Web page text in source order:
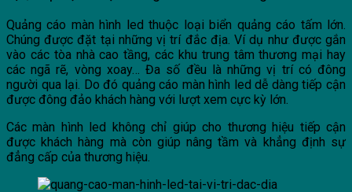
Quảng cáo màn hình led thuộc loại biển quảng cáo tấm lớn.
Chúng được đặt tại những vị trí đắc địa. Ví dụ như được gắn
vào các tòa nhà cao tầng, các khu trung tâm thương mại hay
các ngã rẽ, vòng xoay… Đa số đều là những vị trí có đông
người qua lại. Do đó quảng cáo màn hình led dễ dàng tiếp cận
được đông đảo khách hàng với lượt xem cực kỳ lớn.
Các màn hình led không chỉ giúp cho thương hiệu tiếp cận
được khách hàng mà còn giúp nâng tầm và khẳng định sự
đẳng cấp của thương hiệu.